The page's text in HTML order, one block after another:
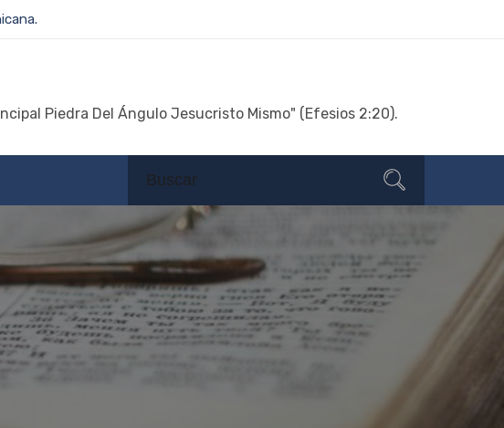
Piedra Del Ángulo Jesucristo Mismo" (Efesios 2:20).
for: